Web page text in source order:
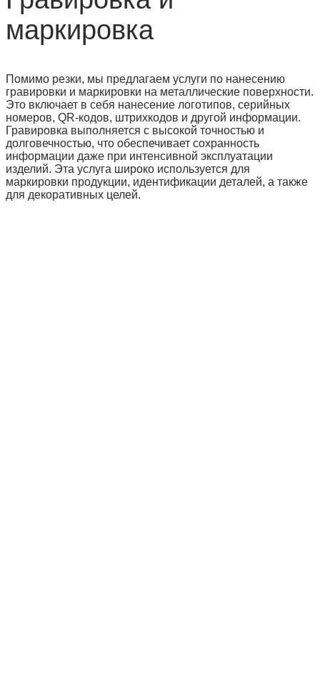
маркировка
Помимо резки, мы предлагаем услуги по нанесению
гравировки и маркировки на металлические поверхности.
Это включает в себя нанесение логотипов, серийных
номеров, QR-кодов, штрихкодов и другой информации.
Гравировка выполняется с высокой точностью и
долговечностью, что обеспечивает сохранность
информации даже при интенсивной эксплуатации
изделий. Эта услуга широко используется для
маркировки продукции, идентификации деталей, а также
для декоративных целей.